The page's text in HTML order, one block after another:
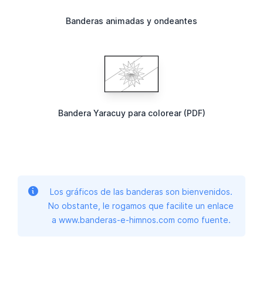
Banderas animadas y ondeantes
Bandera Yaracuy para colorear (PDF)
Los gráficos de las banderas son bienvenidos.
No obstante, le rogamos que facilite un enlace
a www.banderas-e-himnos.com como fuente.